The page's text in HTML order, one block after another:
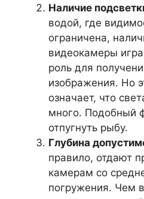
Наличие
водой, где
ограничена,
видеокамеры
роль для
изображения. Но
означает, что
много. Подобный
отпугнуть рыбу.
Глубина
правило, отдают
камерам со
погружения. Чем